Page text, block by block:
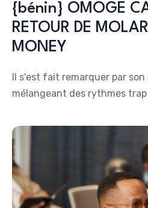
{bénin} OMOGE
RETOUR DE
MONEY
Il s'est fait remarquer par
mélangeant des rythmes